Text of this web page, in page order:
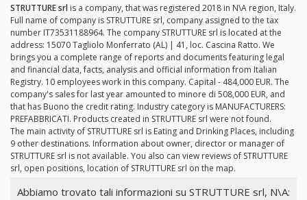
STRUTTURE srl is a company, that was registered 2018 in N\A region, Italy.
Full name of company is STRUTTURE srl, company assigned to the tax
number IT73531188964. The company STRUTTURE srl is located at the
address: 15070 Tagliolo Monferrato (AL) | 41, loc. Cascina Ratto. We
brings you a complete range of reports and documents featuring legal
and financial data, facts, analysis and official information from Italian
Registry. 10 employees work in this company. Capital - 484,000 EUR. The
company's sales for last year amounted to minore di 508,000 EUR, and
that has Buono the credit rating. Industry category is MANUFACTURERS:
PREFABBRICATI. Products created in STRUTTURE srl were not found.
The main activity of STRUTTURE srl is Eating and Drinking Places, including
9 other destinations. Information about owner, director or manager of
STRUTTURE srl is not available. You also can view reviews of STRUTTURE
srl, open positions, location of STRUTTURE srl on the map.
Abbiamo trovato tali informazioni su STRUTTURE srl, N\A: